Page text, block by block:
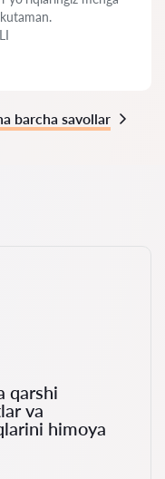
barcha savollar
qarshi
va
himoya